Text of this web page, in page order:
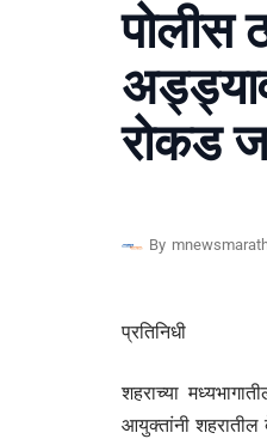
पोलीस
रोकड
By
प्रतिनिधी
शहराच्या
आयुक्तांनी